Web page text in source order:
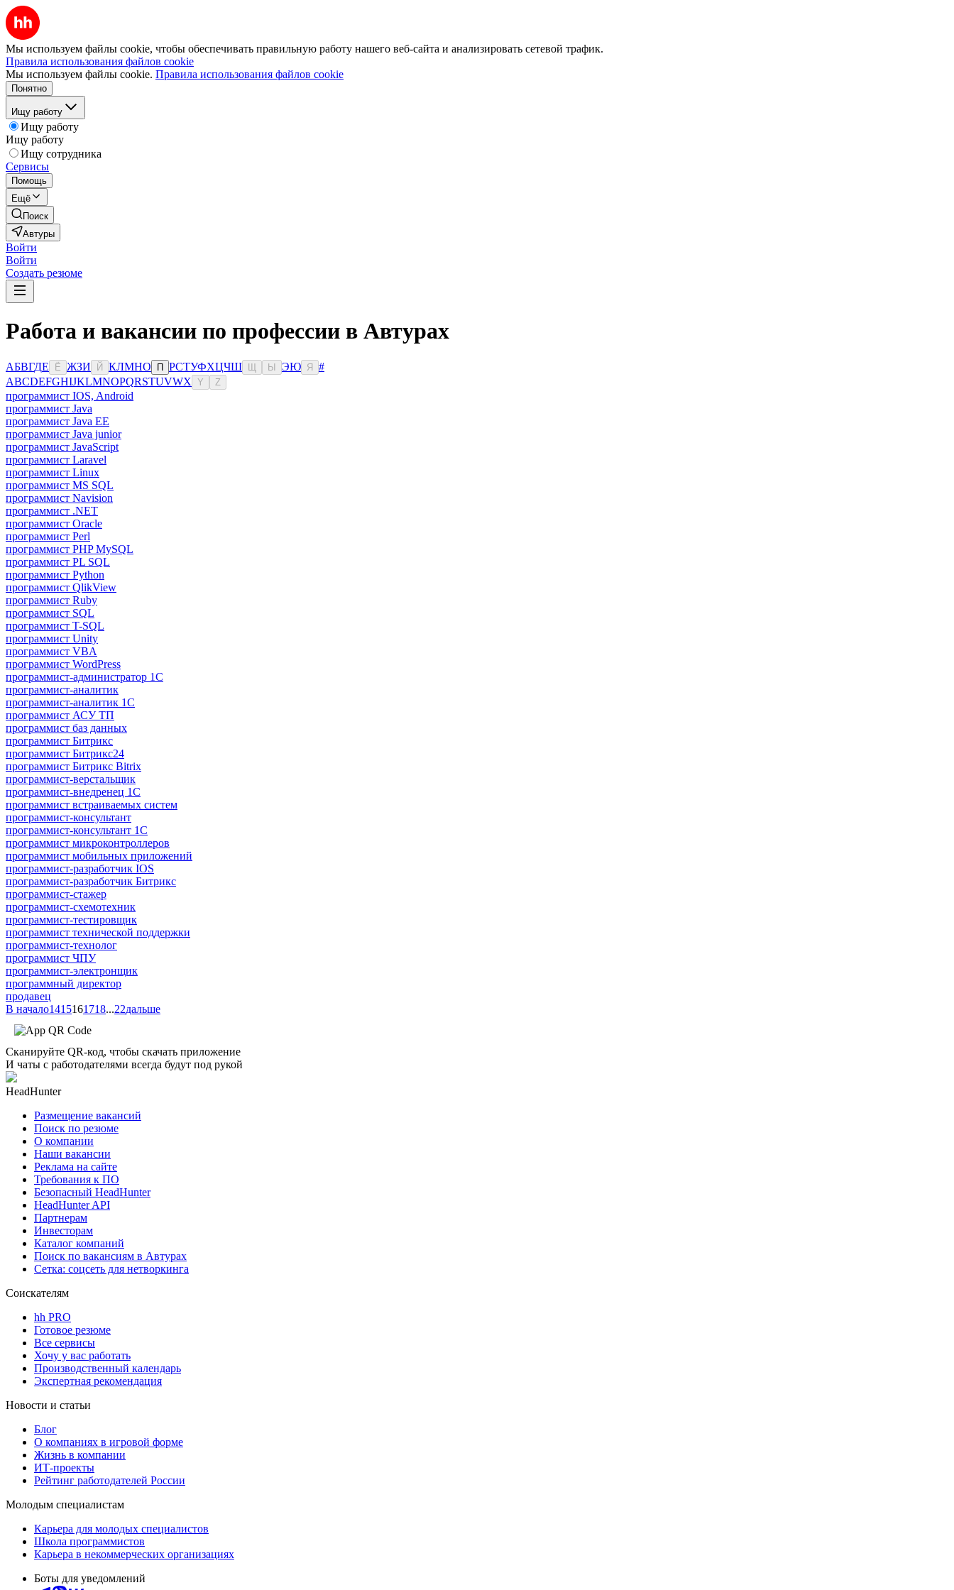
Мы используем файлы cookie, чтобы обеспечивать правильную работу нашего веб-сайта и анализировать сетевой трафик.
Правила использования файлов cookie
Мы используем файлы cookie. Правила использования файлов cookie
Понятно
Ищу работу
Ищу работу
Ищу работу
Ищу сотрудника
Сервисы
Помощь
Ещё
Поиск
Автуры
Войти
Войти
Создать резюме
Работа и вакансии по профессии в Автурах
АБВГДЕ Ё ЖЗИ Й КЛМНО П РСТУФХЦЧШ Ы ЭЮ Я
#
ABCDEFGHIJKLMNOPQRSTUVWX Y Z
программист IOS, Android
программист Java
программист Java EE
программист Java junior
программист JavaScript
программист Laravel
программист Linux
программист MS SQL
программист Navision
программист .NET
программист Oracle
программист Perl
программист PHP MySQL
программист PL SQL
программист Python
программист QlikView
программист Ruby
программист SQL
программист T-SQL
программист Unity
программист VBA
программист WordPress
программист-администратор 1С
программист-аналитик
программист-аналитик 1С
программист АСУ ТП
программист баз данных
программист Битрикс
программист Битрикс24
программист Битрикс Bitrix
программист-верстальщик
программист-внедренец 1С
программист встраиваемых систем
программист-консультант
программист-консультант 1C
программист микроконтроллеров
программист мобильных приложений
программист-разработчик IOS
программист-разработчик Битрикс
программист-стажер
программист-схемотехник
программист-тестировщик
программист технической поддержки
программист-технолог
программист ЧПУ
программист-электронщик
программный директор
продавец
В начало1415161718...22дальше
Сканируйте QR-код, чтобы скачать приложение
И чаты с работодателями всегда будут под рукой
HeadHunter
Размещение вакансий
Поиск по резюме
О компании
Наши вакансии
Реклама на сайте
Требования к ПО
Безопасный HeadHunter
HeadHunter API
Партнерам
Инвесторам
Каталог компаний
Поиск по вакансиям в Автурах
Сетка: соцсеть для нетворкинга
Соискателям
hh PRO
Готовое резюме
Все сервисы
Хочу у вас работать
Производственный календарь
Экспертная рекомендация
Новости и статьи
Блог
О компаниях в игровой форме
Жизнь в компании
ИТ-проекты
Рейтинг работодателей России
Молодым специалистам
Карьера для молодых специалистов
Школа программистов
Карьера в некоммерческих организациях
Боты для уведомлений